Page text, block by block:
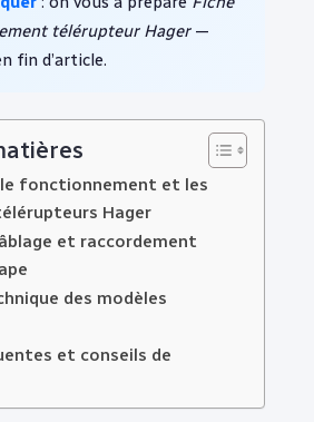
télérupteur Hager—
fin d’article.
le fonctionnement et les
Hager
et raccordement
des modèles
et conseils de